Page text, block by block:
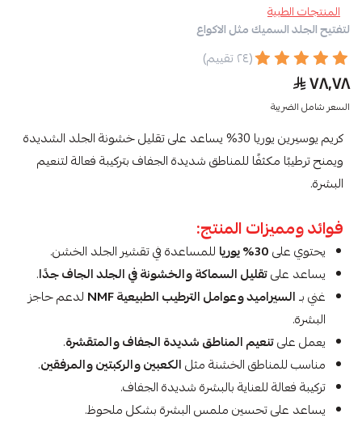
المنتجات الطبية
لتفتيح الجلد السميك مثل الاكواع
(٢٤ تقييم)
٧٨٫٧٨
السعر شامل الضريبة
كريم يوسيرين يوريا 30% يساعد على تقليل خشونة الجلد الشديدة
ويمنح ترطيبًا مكثفًا للمناطق شديدة الجفاف بتركيبة فعالة لتنعيم
البشرة.
فوائد ومميزات المنتج:
يحتوي على30% يوريا
للمساعدة في تقشير الجلد الخشن.
يساعد علىتقليل السماكة والخشونة في الجلد الجاف جدًا.
غني بـالسيراميد وعوامل الترطيب الطبيعية NMF
لدعم حاجز
البشرة.
يعمل علىتنعيم المناطق شديدة الجفاف والمتقشرة.
مناسب للمناطق الخشنة مثلالكعبين والركبتين والمرفقين.
تركيبة فعالة للعناية بالبشرة شديدة الجفاف.
يساعد على تحسين ملمس البشرة بشكل ملحوظ.